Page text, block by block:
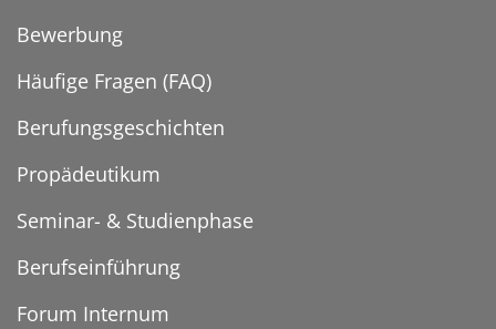
Bewerbung
Häufige Fragen (FAQ)
Berufungsgeschichten
Propädeutikum
Seminar- & Studienphase
Berufseinführung
Forum Internum